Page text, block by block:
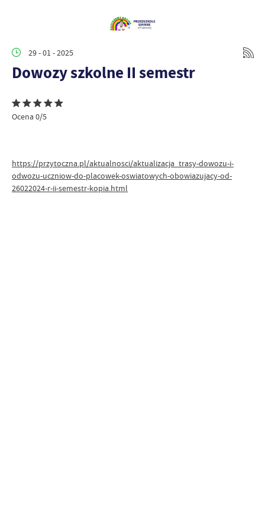
29 - 01 - 2025
Dowozy szkolne II semestr
Ocena 0/5
https://przytoczna.pl/aktualnosci/aktualizacja_trasy-dowozu-i-
odwozu-uczniow-do-placowek-oswiatowych-obowiazujacy-od-
26022024-r-ii-semestr-kopia.html